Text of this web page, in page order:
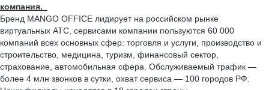
компания.
Бренд MANGO OFFICE лидирует на российском рынке
виртуальных АТС, сервисами компании пользуются 60 000
компаний всех основных сфер: торговля и услуги, производство и
строительство, медицина, туризм, финансовый сектор,
страхование, автомобильная сфера. Обслуживаемый трафик —
более 4 млн звонков в сутки, охват сервиса — 100 городов РФ.